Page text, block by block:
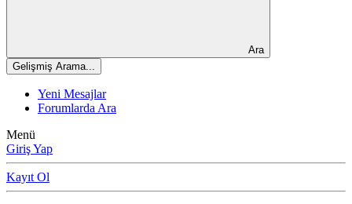
Ara
Gelişmiş Arama...
Yeni Mesajlar
Forumlarda Ara
Menü
Giriş Yap
Kayıt Ol